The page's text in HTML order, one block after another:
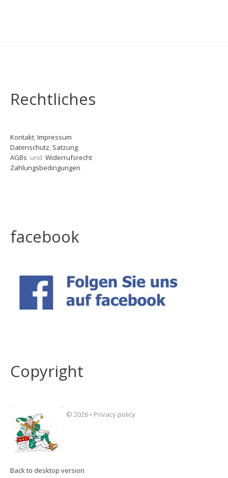
Rechtliches
Kontakt,Impressum
Datenschutz, Satzung
AGBs und Widerrufsrecht
Zahlungsbedingungen
facebook
Copyright
© 2026 • Privacy policy
Back to desktop version